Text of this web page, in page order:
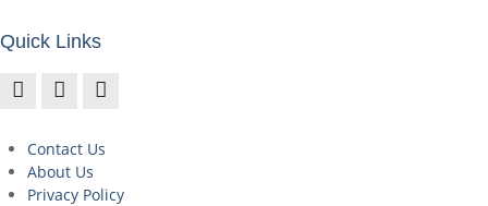
Quick Links
Contact Us
About Us
Privacy Policy